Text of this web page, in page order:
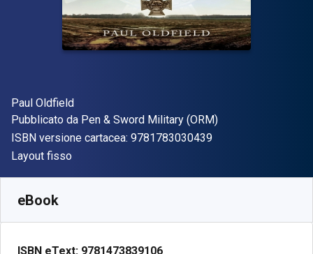
Autore(i)
Paul Oldfield
Editore
Pubblicato da Pen & Sword Military (ORM)
ISBN versione cartacea: 9781783030439"ISBN-13
Formato
Layout fisso
eBook
ISBN eText: 9781473839106